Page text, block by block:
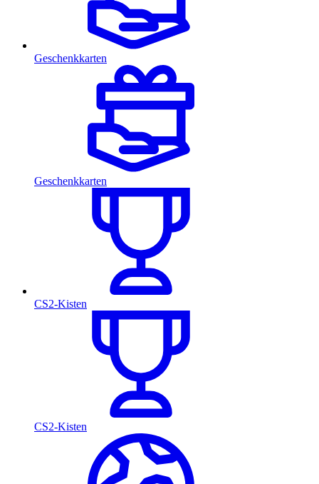
Geschenkkarten
Geschenkkarten
CS2-Kisten
CS2-Kisten